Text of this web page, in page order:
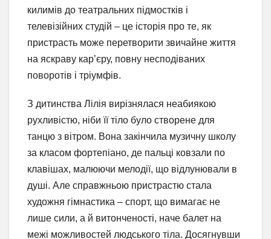
килимів до театральних підмостків і
телевізійних студій – це історія про те, як
пристрасть може перетворити звичайне життя
на яскраву кар’єру, повну несподіваних
поворотів і тріумфів.
З дитинства Лілія вирізнялася неабиякою
рухливістю, ніби її тіло було створене для
танцю з вітром. Вона закінчила музичну школу
за класом фортепіано, де пальці ковзали по
клавішах, малюючи мелодії, що відлунювали в
душі. Але справжньою пристрастю стала
художня гімнастика – спорт, що вимагає не
лише сили, а й витонченості, наче балет на
межі можливостей людського тіла. Досягнувши